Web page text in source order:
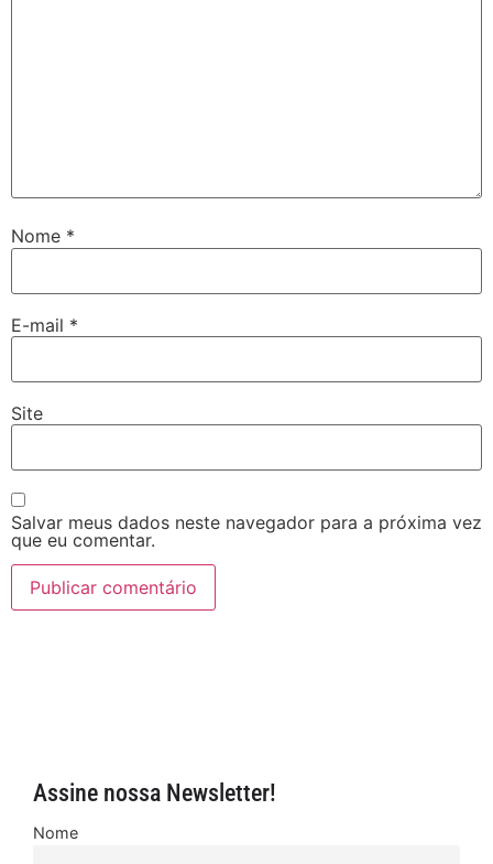
Nome *
E-mail *
Site
Salvar meus dados neste navegador para a próxima vez
que eu comentar.
Assine nossa Newsletter!
Nome